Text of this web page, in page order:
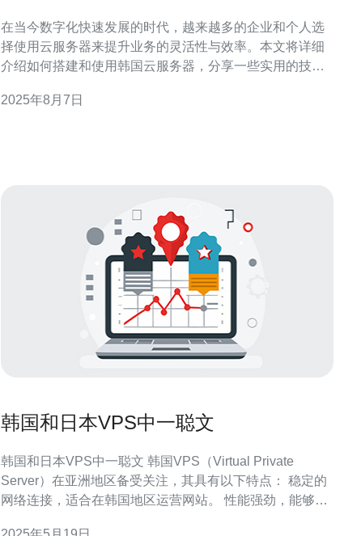
在当今数字化快速发展的时代，越来越多的企业和个人选
择使用云服务器来提升业务的灵活性与效率。本文将详细
介绍如何搭建和使用韩国云服务器，分享一些实用的技巧
韩国云服务器供应商？ 选择合适的云服务器供应商是搭建
2025年8月7日
韩国和日本VPS中一聪文
韩国和日本VPS中一聪文 韩国VPS（Virtual Private
Server）在亚洲地区备受关注，其具有以下特点： 稳定的
网络连接，适合在韩国地区运营网站。 性能强劲，能够满